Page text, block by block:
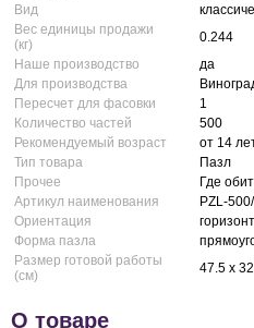
Вид
Вес единицы продажи
(кг)
0.244
Наше производство
да
Для производства
Пересчет для фасовки
1
Количество частей
500
Рекомендуемый возраст
от 14
Тип товара
Пазл
Прочее
Где
Артикул наименования
PZL-
Ориентация
Форма пазла
Размер готовой работы
(см)
47.5 x
О товаре